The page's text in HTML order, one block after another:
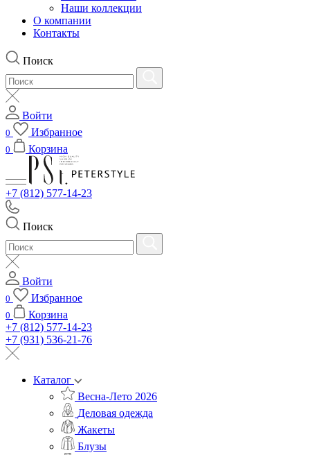
Наши коллекции
О компании
Контакты
Поиск
Войти
0 Избранное
0 Корзина
+7 (812) 577-14-23
Поиск
Войти
0 Избранное
0
Корзина
+7 (812) 577-14-23
+7 (931) 536-21-76
Каталог
Весна-Лето 2026
Деловая одежда
Жакеты
Блузы